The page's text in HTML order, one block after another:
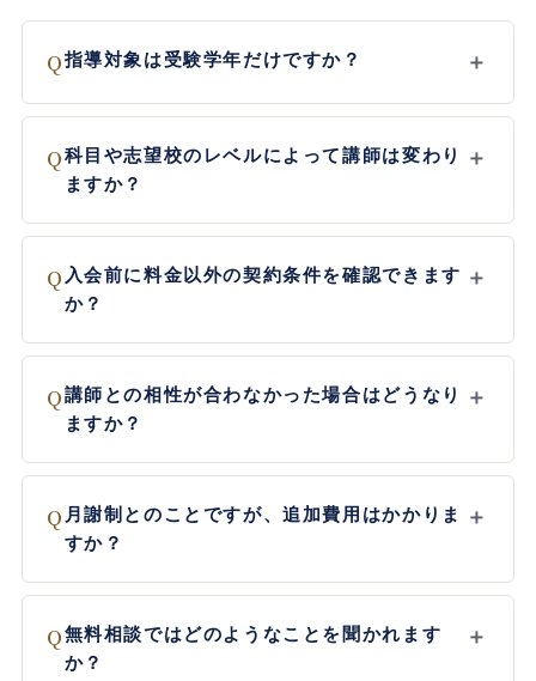
Q指導対象は受験学年だけですか？ ＋
Q科目や志望校のレベルによって講師は変わり
ますか？
＋
Q 入会前に料金以外の契約条件を確認できます
か？
＋
Q講師との相性が合わなかった場合はどうなり
ますか？
＋
Q 月謝制とのことですが、追加費用はかかりま
すか？
＋
Q無料相談ではどのようなことを聞かれます
か？
＋